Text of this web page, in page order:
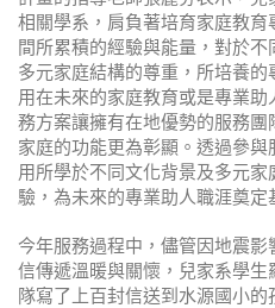
相關學系，肩負著培育家庭教
間所累積的經驗與能量，對於
多元家庭結構的尊重，所培養
用在未來的家庭教育或是專業
務方案讓擁有在地優勢的服務
家庭的功能更為彰顯。透過參
用所學於不同文化背景及多元
驗，為未來的專業助人職涯奠定
今年服務過程中，儘管因地震
信傳遞溫暖與關懷，兒家系學
隊寫了上百封信送到水源國小